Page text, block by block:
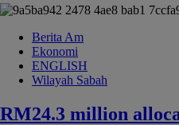
Berita Am
Ekonomi
ENGLISH
Wilayah Sabah
RM24.3 million